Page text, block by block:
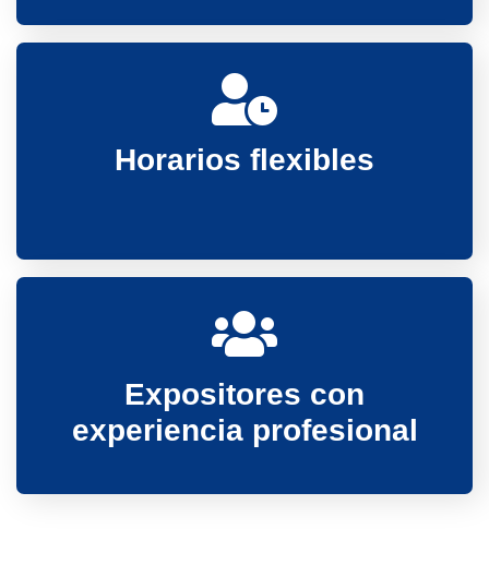
Horarios flexibles
Expositores con
experiencia profesional